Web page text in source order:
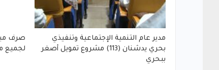
مدير عام التنمية الإجتماعية وتنفيذي
بحري يدشنان (113) مشروع تمويل أصغر
ببحري
لجميع